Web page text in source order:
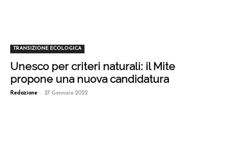
TRANSIZIONE ECOLOGICA
Unesco per criteri naturali: il Mite
propone una nuova candidatura
Redazione - 27 Gennaio 2022